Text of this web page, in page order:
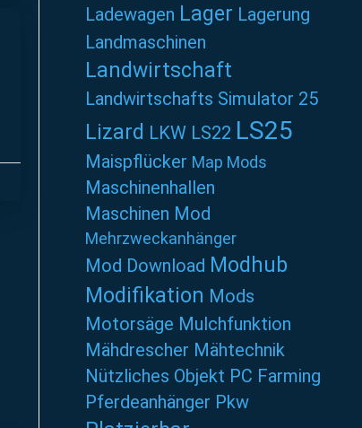
Ladewagen Lager Lagerung
Landmaschinen
Landwirtschaft
Landwirtschafts Simulator 25
Lizard LKW LS22 LS25
Maispflücker Map Mods
Maschinenhallen
Maschinen Mod
Mehrzweckanhänger
Mod Download Modhub
Modifikation Mods
Motorsäge Mulchfunktion
Mähdrescher Mähtechnik
Nützliches Objekt PC Farming
Pferdeanhänger Pkw